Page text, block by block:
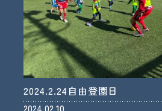
2024.2.24自由登園日
2024.02.10